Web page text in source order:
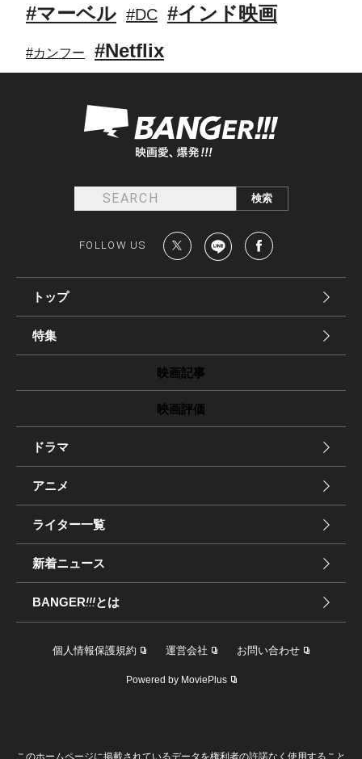
#マーベル #DC #インド映画
#カンフー #Netflix
FOLLOW US
トップ
特集
映画記事
映画評価
ドラマ
アニメ
ライター一覧
新着ニュース
BANGER!!!とは
個人情報保護規約 運営会社 お問い合わせ
Powered by MoviePlus
このホームページに掲載されているデータを権利者の許諾なく使用すること